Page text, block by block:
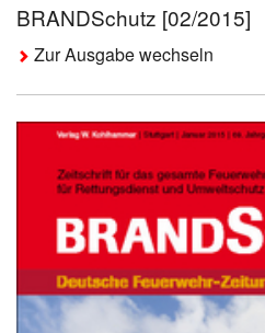
BRANDSchutz [02/2015]
Zur Ausgabe wechseln